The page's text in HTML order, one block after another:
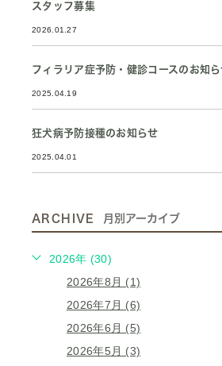
スタッフ募集
2026.01.27
フィラリア症予防・健診コースのお知ら
2025.04.19
狂犬病予防接種のお知らせ
2025.04.01
ARCHIVE 月別アーカイブ
2026年 (30)
2026年8月 (1)
2026年7月 (6)
2026年6月 (5)
2026年5月 (3)